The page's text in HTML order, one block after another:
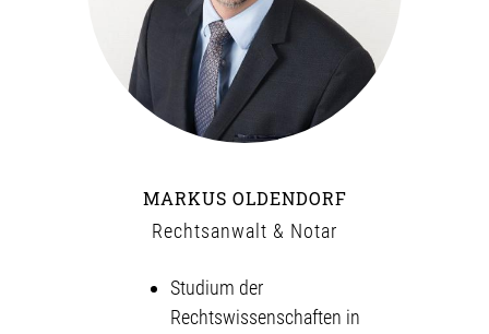
MARKUS OLDENDORF
Rechtsanwalt & Notar
Studium der
Rechtswissenschaften in